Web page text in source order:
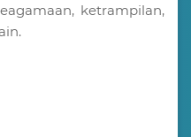
ketrampilan,